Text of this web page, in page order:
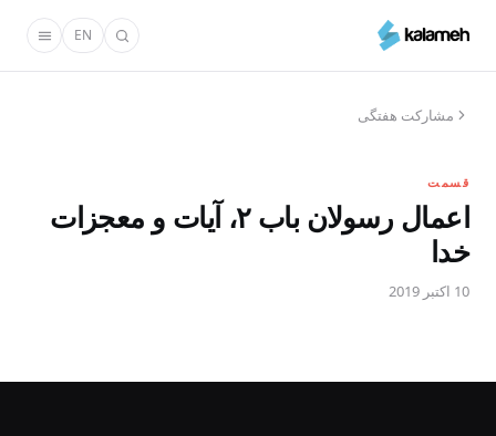
محتوای
EN
مشارکت هفتگی
قسمت
اعمال رسولان باب ۲، آیات و معجزات
خدا
10 اکتبر 2019